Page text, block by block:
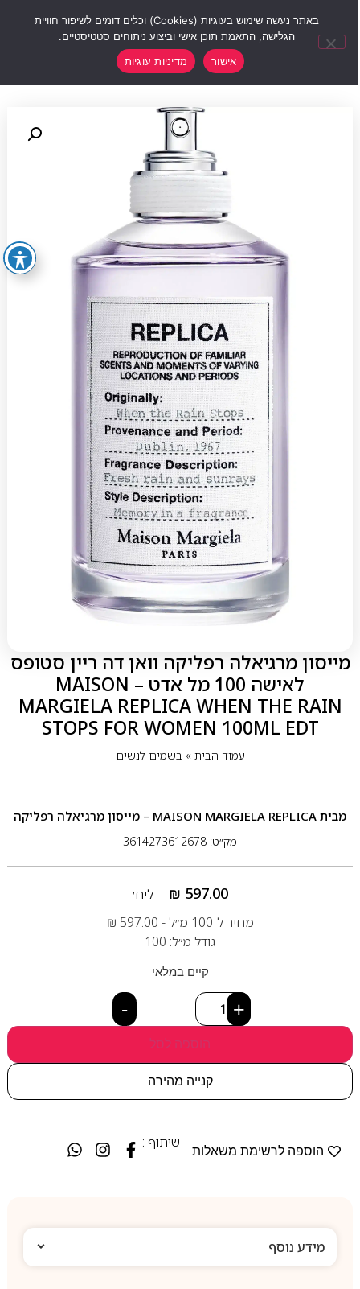
מייסון מרגיאלה רפליקה וואן דה ריין סטופס
לאישה 100 מל אדט – MAISON
MARGIELA REPLICA WHEN THE RAIN
STOPS FOR WOMEN 100ML EDT
עמוד הבית» בשמים לנשים
מבית MAISON MARGIELA REPLICA – מייסון מרגיאלה רפליקה
מק״ט: 3614273612678
₪ 597.00
ליח׳
מחיר ל־100 מ״ל -
₪ 597.00
גודל מ״ל: 100
קיים במלאי
- +
הוספה לסל
קנייה מהירה
הוספה לרשימת משאלות
שיתוף :
מידע נוסף
באתר נעשה שימוש בעוגיות (Cookies) וכלים דומים לשיפור חוויית
הגלישה, התאמת תוכן אישי וביצוע ניתוחים סטטיסטיים.
אישור
מדיניות עוגיות